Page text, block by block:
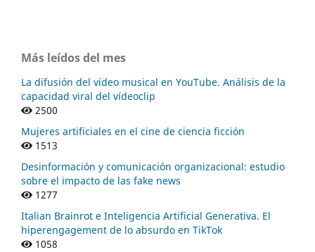
Más leídos del mes
La difusión del vídeo musical en YouTube. Análisis de la
capacidad viral del vídeoclip
2500
Mujeres artificiales en el cine de ciencia ficción
1513
Desinformación y comunicación organizacional: estudio
sobre el impacto de las fake news
1277
Italian Brainrot e Inteligencia Artificial Generativa. El
hiperengagement de lo absurdo en TikTok
1058